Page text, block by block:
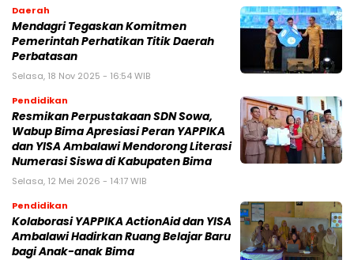
Daerah
Mendagri Tegaskan Komitmen
Pemerintah Perhatikan Titik Daerah
Perbatasan
Selasa, 18 Nov 2025 - 16:54 WIB
Pendidikan
Resmikan Perpustakaan SDN Sowa,
Wabup Bima Apresiasi Peran YAPPIKA
dan YISA Ambalawi Mendorong Literasi
Numerasi Siswa di Kabupaten Bima
Selasa, 12 Mei 2026 - 14:17 WIB
Pendidikan
Kolaborasi YAPPIKA ActionAid dan YISA
Ambalawi Hadirkan Ruang Belajar Baru
bagi Anak-anak Bima